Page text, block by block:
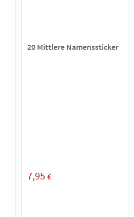
20 Mittlere Namenssticker
7,95 €